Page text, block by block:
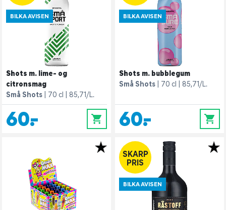
BILKA AVISEN
Shots m. lime- og
citronsmag
Små Shots
70 cl 85,71/L.
60,- 0
BILKA AVISEN
Shots m. bubblegum
Små Shots
70 cl 85,71/L.
60,- 0
SKARP
PRIS
BILKA AVISEN